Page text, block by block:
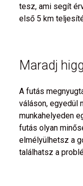
tesz, ami segít
első 5 km
Maradj
A futás
váláson, egyedül
munkahelyeden
futás olyan
elmélyülhetsz a
találhatsz a